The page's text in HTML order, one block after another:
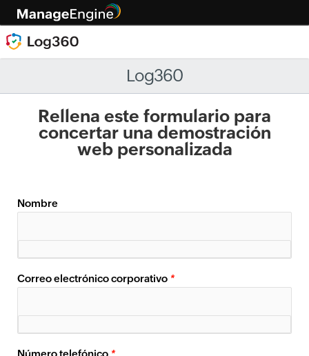
Log360
Rellena este formulario para
concertar una demostración
web personalizada
Nombre
Correo electrónico corporativo *
Número telefónico *